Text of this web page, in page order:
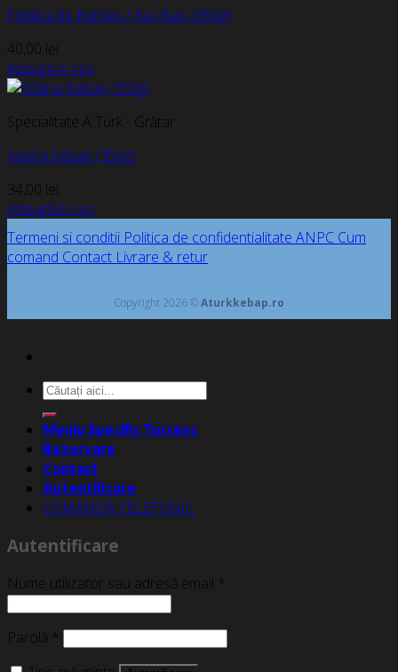
Frigărui de Berbec / Kuș Bași (350g)
40,00 lei
Adaugă în coș
Specialitate A Turk - Grătar
Adana Kebap (350g)
34,00 lei
Adaugă în coș
Termeni si conditii Politica de confidentialitate ANPC Cum
comand Contact Livrare & retur
Copyright 2026 ©Aturkkebap.ro
Caută
după:
Meniu Specific Turcesc
Rezervare
Contact
Autentificare
COMANDĂ TELEFONIC
Autentificare
Nume utilizator sau adresă email *
Parolă *